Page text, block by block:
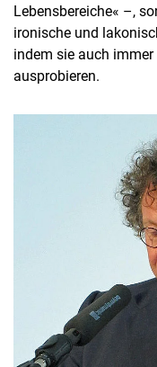
Lebensbereiche« –,
ironische und
indem sie auch
ausprobieren.